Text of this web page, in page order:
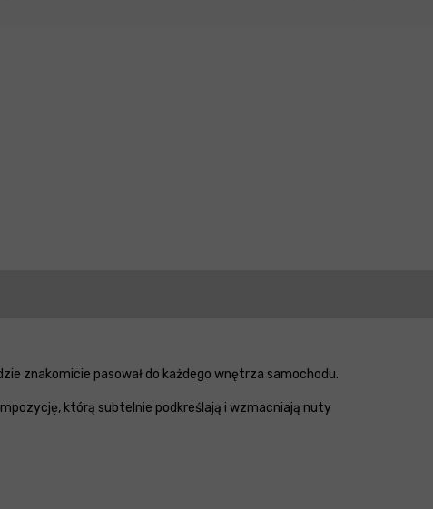
znakomicie pasował do każdego wnętrza samochodu.
którą subtelnie podkreślają i wzmacniają nuty